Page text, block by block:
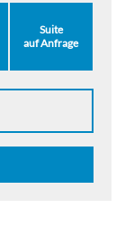
Suite
auf Anfrage